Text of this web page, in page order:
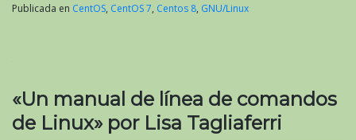
Publicada en CentOS, CentOS 7, Centos 8, GNU/Linux
«Un manual de línea de comandos
de Linux» por Lisa Tagliaferri